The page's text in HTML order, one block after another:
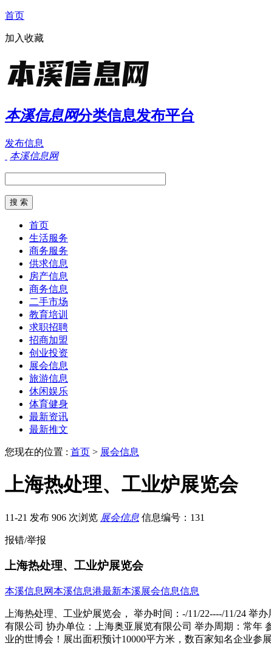
首页
加入收藏
本溪信息网分类信息发布平台
发布信息
本溪信息网
首页
生活服务
商务服务
供求信息
房产信息
商务信息
二手市场
教育培训
求职招聘
招商加盟
创业投资
展会信息
旅游信息
休闲娱乐
体育健身
最新资讯
最新推文
您现在的位置 : 首页 > 展会信息
上海热处理、工业炉展览会
11-21 发布 906 次浏览 展会信息 信息编号：131
报错/举报
上海热处理、工业炉展览会
本溪信息网本溪信息港最新本溪展会信息信息
上海热处理、工业炉展览会， 举办时间：-/11/22----/11/24
有限公司 协办单位：上海奥亚展览有限公司 举办周期：常
业的世博会！展出面积预计10000平方米，数百家知名企业